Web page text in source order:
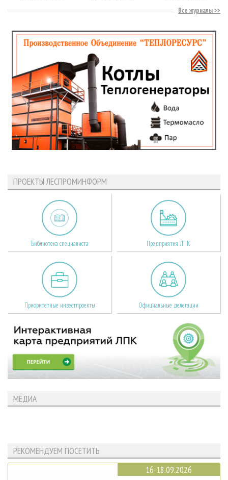
Все журналы
ПРОЕКТЫ ЛЕСПРОМИНФОРМ
Библиотека специалиста Предприятия ЛПК
Приоритетные инвестпроекты Официальные делегации
МЕДИА
РЕКОМЕНДУЕМ ПОСЕТИТЬ
16-18.09.2026